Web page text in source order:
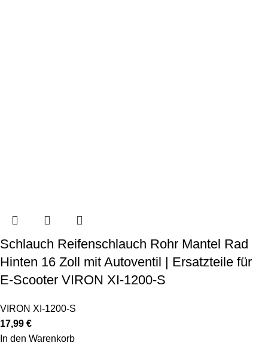
Schlauch Reifenschlauch Rohr Mantel Rad
Hinten 16 Zoll mit Autoventil | Ersatzteile für
E-Scooter VIRON XI-1200-S
VIRON XI-1200-S
17,99 €
In den Warenkorb